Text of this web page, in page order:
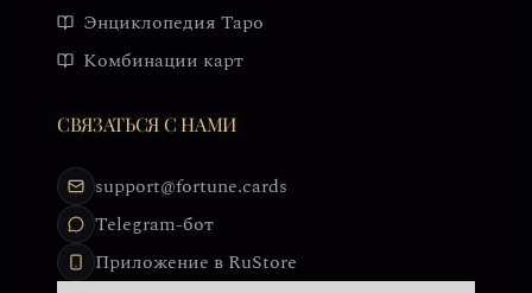
Энциклопедия Таро
Комбинации карт
СВЯЗАТЬСЯ С НАМИ
support@fortune.cards
Telegram-бот
Приложение в RuStore